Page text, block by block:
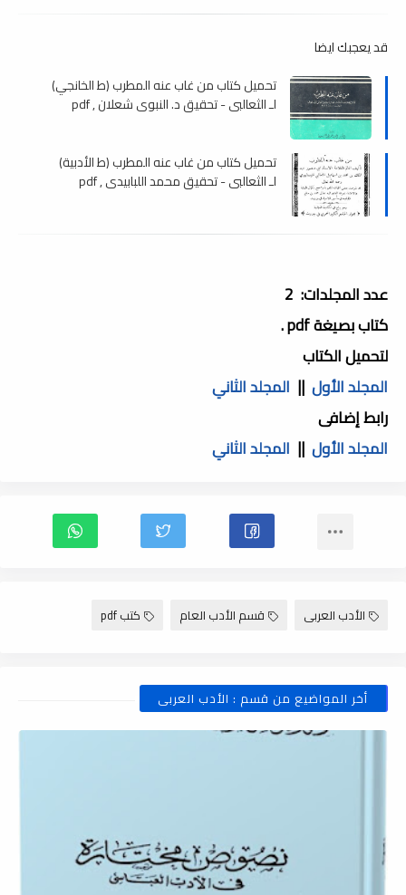
قد يعجبك ايضا
تحميل كتاب من غاب عنه المطرب (ط الخانجي)
لـ الثعالبي - تحقيق د. النبوي شعلان , pdf
تحميل كتاب من غاب عنه المطرب (ط الأدبية)
لـ الثعالبي - تحقيق محمد اللبابيدي , pdf
عدد المجلدات: 2
كتاب بصيغة pdf .
لتحميل الكتاب
المجلد الأول || المجلد الثاني
رابط إضافى
المجلد الأول || المجلد الثاني
الأدب العربى قسم الأدب العام كتب pdf
أخر المواضيع من قسم : الأدب العربى